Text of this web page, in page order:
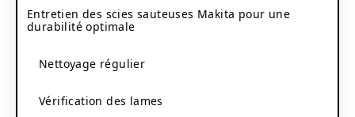
Entretien des scies sauteuses Makita pour une
durabilité optimale
Nettoyage régulier
Vérification des lames